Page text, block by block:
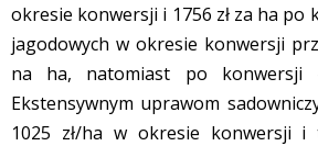
okresie konwersji i 1756 zł za ha po
jagodowych w okresie konwersji
na ha, natomiast po konwersji
Ekstensywnym uprawom
1025 zł/ha w okresie konwersji